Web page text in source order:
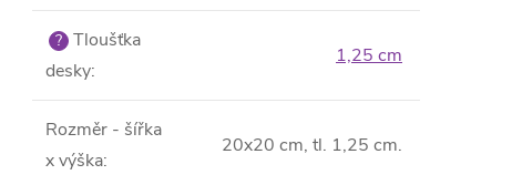
? Tloušťka
desky:
1,25 cm
Rozměr - šířka
x výška:
20x20 cm, tl. 1,25 cm.